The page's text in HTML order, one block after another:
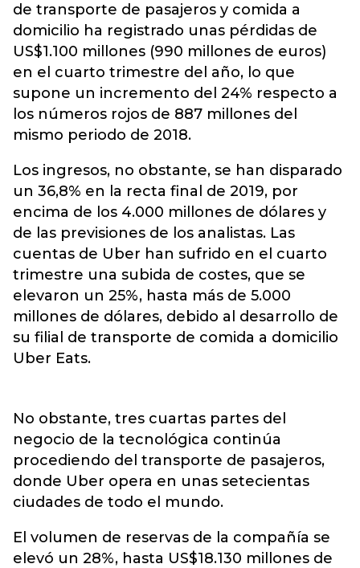
de transporte de pasajeros y comida a
domicilio ha registrado unas pérdidas de
US$1.100 millones (990 millones de euros)
en el cuarto trimestre del año, lo que
supone un incremento del 24% respecto a
los números rojos de 887 millones del
mismo periodo de 2018.
Los ingresos, no obstante, se han disparado
un 36,8% en la recta final de 2019, por
encima de los 4.000 millones de dólares y
de las previsiones de los analistas. Las
cuentas de Uber han sufrido en el cuarto
trimestre una subida de costes, que se
elevaron un 25%, hasta más de 5.000
millones de dólares, debido al desarrollo de
su filial de transporte de comida a domicilio
Uber Eats.
No obstante, tres cuartas partes del
negocio de la tecnológica continúa
procediendo del transporte de pasajeros,
donde Uber opera en unas setecientas
ciudades de todo el mundo.
El volumen de reservas de la compañía se
elevó un 28%, hasta US$18.130 millones de